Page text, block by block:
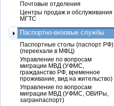
Почтовые отделения
Центры продаж и обслуживания
МГТС
Паспортно-визовые службы
Паспортные столы (паспорт РФ)
(переехали в МФЦ)
Управление по вопросам
миграции МВД (УФМС,
гражданство РФ, временное
проживание, вид на жительство)
Управление по вопросам
миграции МВД (УФМС, ОВИРы,
загранпаспорт)